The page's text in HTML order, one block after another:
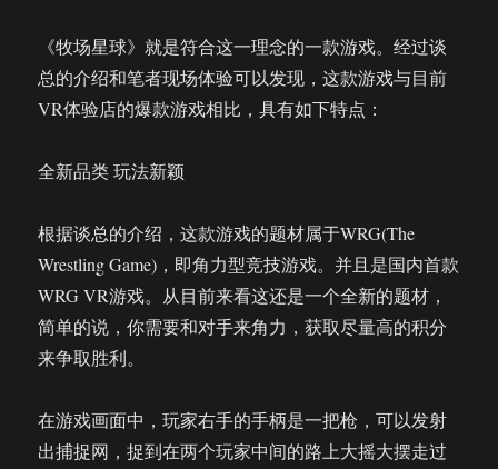
《牧场星球》就是符合这一理念的一款游戏。经过谈
总的介绍和笔者现场体验可以发现，这款游戏与目前
VR体验店的爆款游戏相比，具有如下特点：
全新品类 玩法新颖
根据谈总的介绍，这款游戏的题材属于WRG(The
Wrestling Game)，即角力型竞技游戏。并且是国内首款
WRG VR游戏。从目前来看这还是一个全新的题材，
简单的说，你需要和对手来角力，获取尽量高的积分
来争取胜利。
在游戏画面中，玩家右手的手柄是一把枪，可以发射
出捕捉网，捉到在两个玩家中间的路上大摇大摆走过